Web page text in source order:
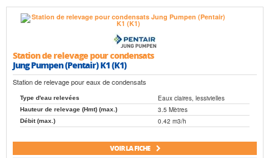
Station de relevage pour condensats
Jung Pumpen (Pentair) K1 (K1)
Station de relevage pour eaux de condensats
Type d'eau relevées Eaux claires, lessivielles
Hauteur de relevage (Hmt) (max.) 3.5 Mètres
Débit (max.) 0.42 m3/h
VOIR LA FICHE